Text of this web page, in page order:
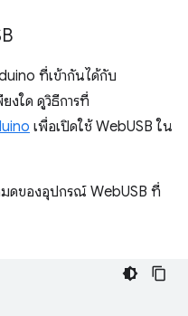
ที่เข้ากันได้กับ
งใด ดูวิธีการที่
เพื่อเปิดใช้ WebUSB ใน
มดของอุปกรณ์ WebUSB ที่